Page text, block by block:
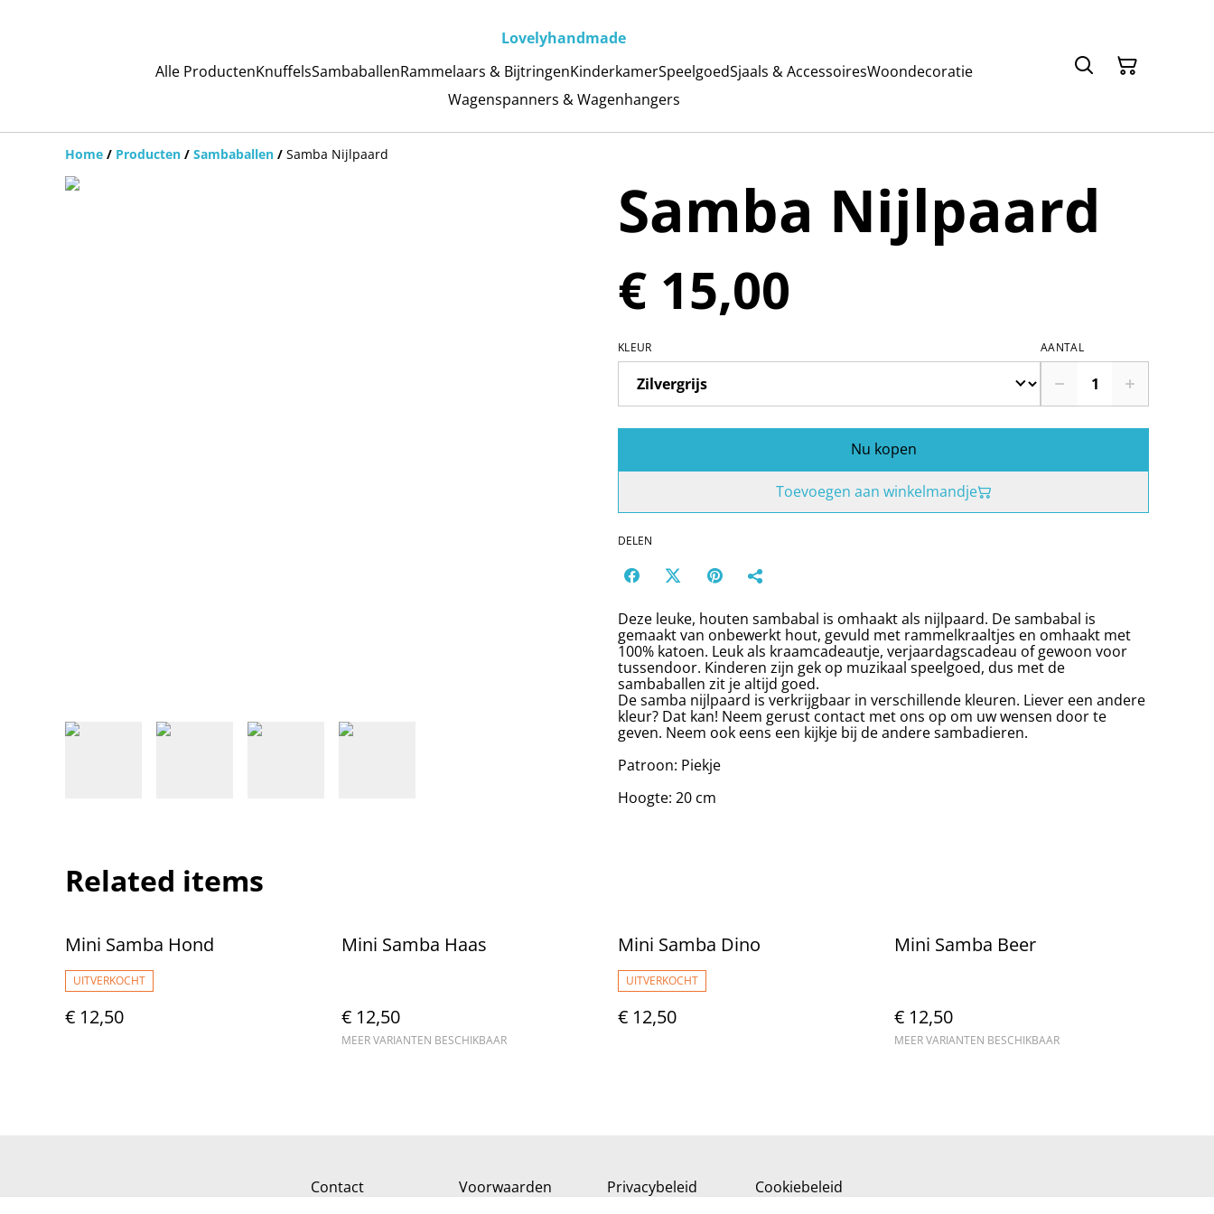
Lovelyhandmade
Alle ProductenKnuffelsSambaballenRammelaars & BijtringenKinderkamerSpeelgoedSjaals & AccessoiresWoondecoratie
Wagenspanners & Wagenhangers
Home / Producten / Sambaballen / Samba Nijlpaard
Samba Nijlpaard
€ 15,00
KLEUR AANTAL
Nu kopen
Toevoegen aan winkelmandje
DELEN
Deze leuke, houten sambabal is omhaakt als nijlpaard. De sambabal is
gemaakt van onbewerkt hout, gevuld met rammelkraaltjes en omhaakt met
100% katoen. Leuk als kraamcadeautje, verjaardagscadeau of gewoon voor
tussendoor. Kinderen zijn gek op muzikaal speelgoed, dus met de
sambaballen zit je altijd goed.
De samba nijlpaard is verkrijgbaar in verschillende kleuren. Liever een andere
kleur? Dat kan! Neem gerust contact met ons op om uw wensen door te
geven. Neem ook eens een kijkje bij de andere sambadieren.
Patroon: Piekje
Hoogte: 20 cm
Related items
Mini Samba Hond
UITVERKOCHT
€ 12,50
Mini Samba Haas
€ 12,50
MEER VARIANTEN BESCHIKBAAR
Mini Samba Dino
UITVERKOCHT
€ 12,50
Mini Samba Beer
€ 12,50
MEER VARIANTEN BESCHIKBAAR
Contact Voorwaarden Privacybeleid Cookiebeleid